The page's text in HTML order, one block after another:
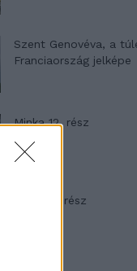
Szent Genovéva, a
Franciaország jelképe
Minka 12. rész
Minka 11. rész